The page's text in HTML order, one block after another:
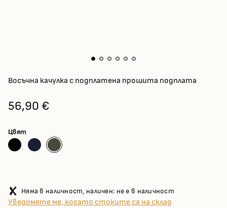
Восъчна качулка с подплатена прошита подплата
56,90 €
Цвят
Няма в наличност, наличен: не е в наличност
Уведомете ме, когато стоките са на склад